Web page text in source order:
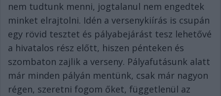
nem tudtunk menni, jogtalanul nem engedtek
minket elrajtolni. Idén a versenykiírás is csupán
egy rövid tesztet és pályabejárást tesz lehetővé
a hivatalos rész előtt, hiszen pénteken és
szombaton zajlik a verseny. Pályafutásunk alatt
már minden pályán mentünk, csak már nagyon
régen, szeretni fogom őket, függetlenül az